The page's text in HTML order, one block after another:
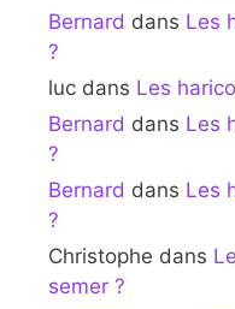
Bernard dans Les
?
luc dans Les
Bernard dans Les
?
Bernard dans Les
?
Christophe dans
semer ?